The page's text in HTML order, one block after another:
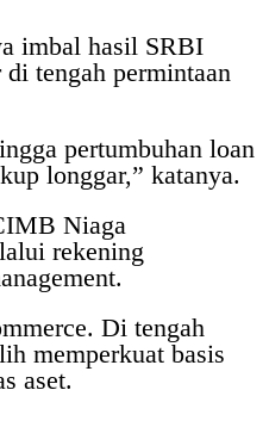
imbal hasil SRBI
tengah permintaan
pertumbuhan loan
longgar,” katanya.
Niaga
rekening
Di tengah
memperkuat basis
aset.